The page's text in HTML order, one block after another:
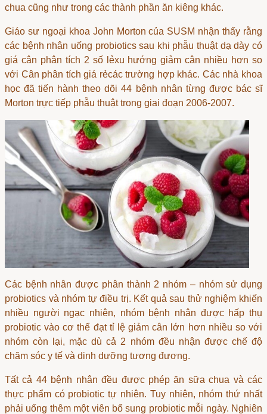
chua cũng như trong các thành phần ăn kiêng khác.
Giáo sư ngoại khoa John Morton của SUSM nhận thấy rằng
các bệnh nhân uống probiotics sau khi phẫu thuật dạ dày có
giá cân phân tích 2 số lẻxu hướng giảm cân nhiều hơn so
với Cân phân tích giá rẻcác trường hợp khác. Các nhà khoa
học đã tiến hành theo dõi 44 bệnh nhân từng được bác sĩ
Morton trực tiếp phẫu thuật trong giai đoạn 2006-2007.
Các bệnh nhân được phân thành 2 nhóm – nhóm sử dụng
probiotics và nhóm tự điều trị. Kết quả sau thử nghiệm khiến
nhiều người ngạc nhiên, nhóm bệnh nhân được hấp thụ
probiotic vào cơ thể đạt tỉ lệ giảm cân lớn hơn nhiều so với
nhóm còn lại, mặc dù cả 2 nhóm đều nhận được chế độ
chăm sóc y tế và dinh dưỡng tương đương.
Tất cả 44 bệnh nhân đều được phép ăn sữa chua và các
thực phẩm có probiotic tự nhiên. Tuy nhiên, nhóm thứ nhất
phải uống thêm một viên bổ sung probiotic mỗi ngày. Nghiên